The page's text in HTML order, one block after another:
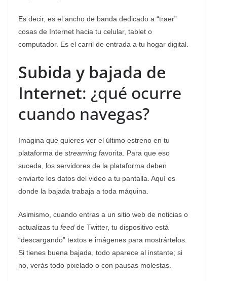
Es decir, es el ancho de banda dedicado a “traer”
cosas de Internet hacia tu celular, tablet o
computador. Es el carril de entrada a tu hogar digital.
Subida y bajada de
Internet: ¿qué ocurre
cuando navegas?
Imagina que quieres ver el último estreno en tu
plataforma de streaming favorita. Para que eso
suceda, los servidores de la plataforma deben
enviarte los datos del video a tu pantalla. Aquí es
donde la bajada trabaja a toda máquina.
Asimismo, cuando entras a un sitio web de noticias o
actualizas tu feed de Twitter, tu dispositivo está
“descargando” textos e imágenes para mostrártelos.
Si tienes buena bajada, todo aparece al instante; si
no, verás todo pixelado o con pausas molestas.